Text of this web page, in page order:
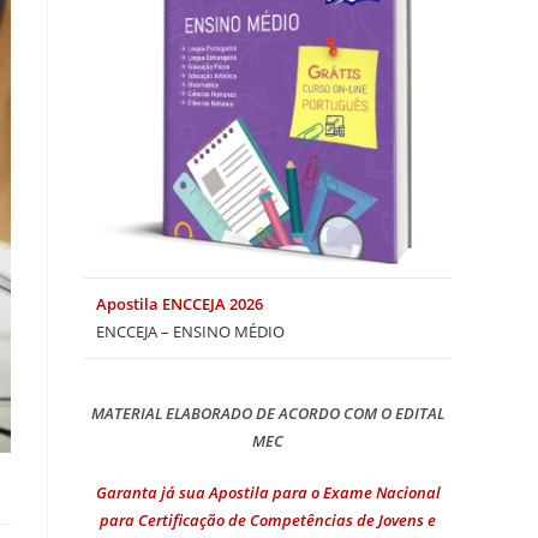
Apostila ENCCEJA 2026
ENCCEJA – ENSINO MÉDIO
MATERIAL ELABORADO DE ACORDO COM O EDITAL
MEC
Garanta já sua Apostila para o Exame Nacional
para Certificação de Competências de Jovens e